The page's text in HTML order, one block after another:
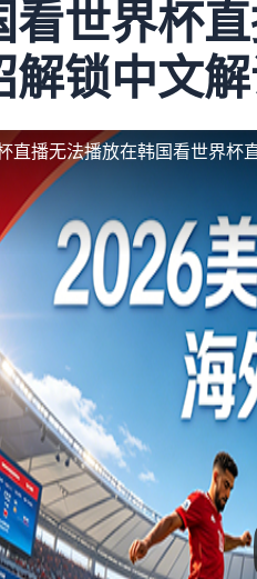
看世界杯
解锁中文
直播无法播放在韩国看世界杯